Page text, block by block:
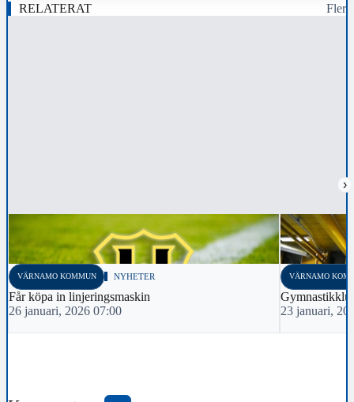
RELATERAT Fler
›
VÄRNAMO KOMMUN NYHETER
Får köpa in linjeringsmaskin
26 januari, 2026 07:00
VÄRNAMO
23 januari,